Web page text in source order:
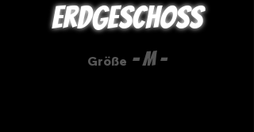
Erdgeschoss
Größe - M -